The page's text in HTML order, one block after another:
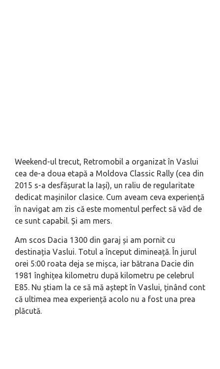
Weekend-ul trecut, Retromobil a organizat în Vaslui
cea de-a doua etapă a Moldova Classic Rally (cea din
2015 s-a desfășurat la Iași), un raliu de regularitate
dedicat mașinilor clasice. Cum aveam ceva experiență
în navigat am zis că este momentul perfect să văd de
ce sunt capabil. Și am mers.
Am scos Dacia 1300 din garaj și am pornit cu
destinația Vaslui. Totul a început dimineață. În jurul
orei 5:00 roata deja se mișca, iar bătrana Dacie din
1981 înghițea kilometru după kilometru pe celebrul
E85. Nu știam la ce să mă aștept în Vaslui, ținând cont
că ultimea mea experiență acolo nu a fost una prea
plăcută.